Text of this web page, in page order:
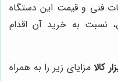
فنی و قیمت این دستگاه
نسبت به خرید آن اقدام
کالامزایای زیر را به همراه